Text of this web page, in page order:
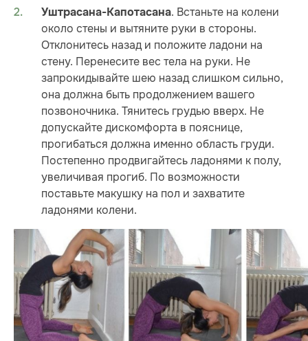
Уштрасана-Капотасана. Встаньте на колени
около стены и вытяните руки в стороны.
Отклонитесь назад и положите ладони на
стену. Перенесите вес тела на руки. Не
запрокидывайте шею назад слишком сильно,
она должна быть продолжением вашего
позвоночника. Тянитесь грудью вверх. Не
допускайте дискомфорта в пояснице,
прогибаться должна именно область груди.
Постепенно продвигайтесь ладонями к полу,
увеличивая прогиб. По возможности
поставьте макушку на пол и захватите
ладонями колени.